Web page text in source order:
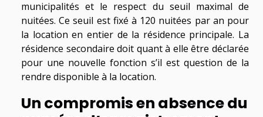
municipalités et le respect du seuil maximal de
nuitées. Ce seuil est fixé à 120 nuitées par an pour
la location en entier de la résidence principale. La
résidence secondaire doit quant à elle être déclarée
pour une nouvelle fonction s’il est question de la
rendre disponible à la location.
Un compromis en absence du